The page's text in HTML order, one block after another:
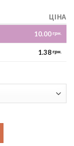
ЦІНА
10.00грн.
1.38грн.